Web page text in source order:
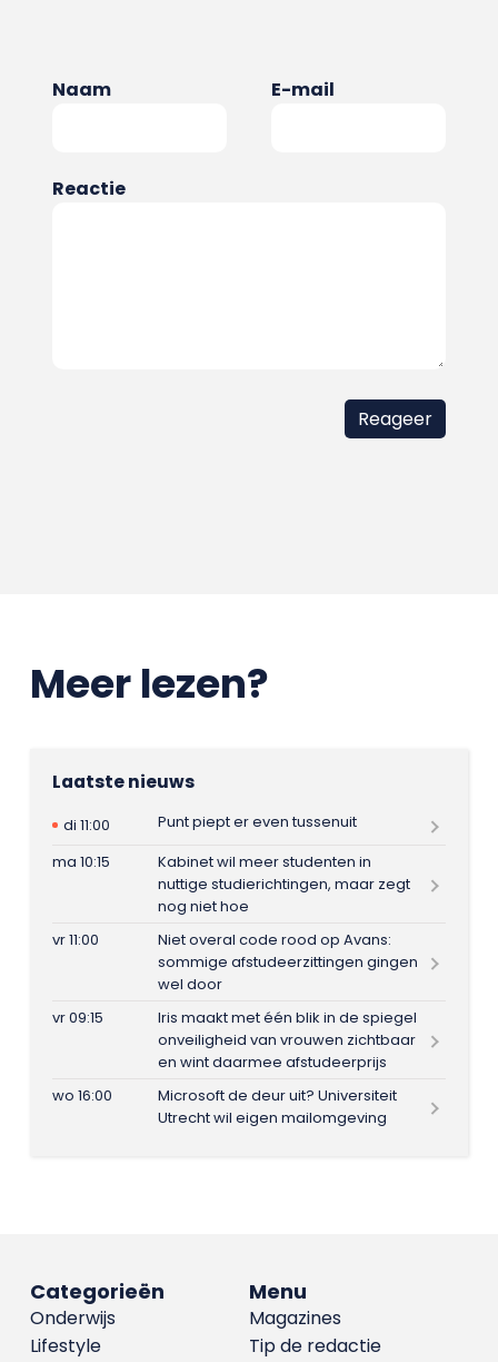
Naam E-mail
Reactie
Meer lezen?
Laatste nieuws
di 11:00
Punt piept er even tussenuit
ma 10:15
Kabinet wil meer studenten in
nuttige studierichtingen, maar zegt
nog niet hoe
vr 11:00
Niet overal code rood op Avans:
sommige afstudeerzittingen gingen
wel door
vr 09:15
Iris maakt met één blik in de spiegel
onveiligheid van vrouwen zichtbaar
en wint daarmee afstudeerprijs
wo 16:00
Microsoft de deur uit? Universiteit
Utrecht wil eigen mailomgeving
Menu
Magazines
Tip de redactie
Categorieën
Onderwijs
Lifestyle